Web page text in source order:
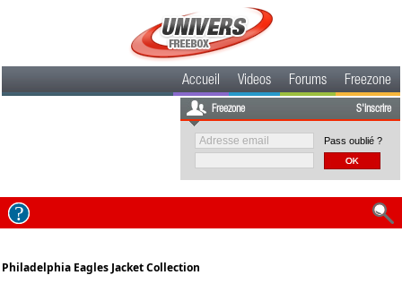
Accueil Videos Forums Freezone
Freezone S'inscrire
Pass oublié ?
Philadelphia Eagles Jacket Collection